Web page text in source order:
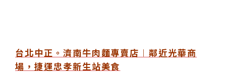
台北中正。濟南牛肉麵專賣店︱鄰近光華商
場，捷運忠孝新生站美食